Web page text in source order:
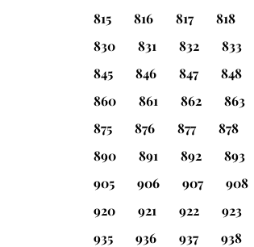
815
816 817 818
830
831 832 833
845
846 847 848
860
861 862 863
875
876 877 878
890
891 892 893
905
906 907 908
920
921 922 923
935
936 937 938